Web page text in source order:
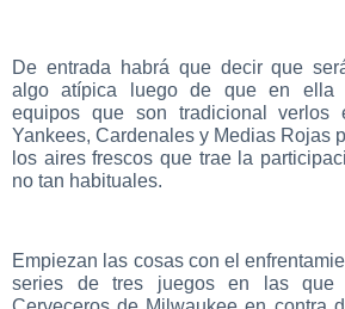
De entrada habrá que decir que
algo atípica luego de que en ella
equipos que son tradicional verlos
Yankees, Cardenales y Medias Rojas
los aires frescos que trae la
no tan habituales.
Empiezan las cosas con el
series de tres juegos en las que